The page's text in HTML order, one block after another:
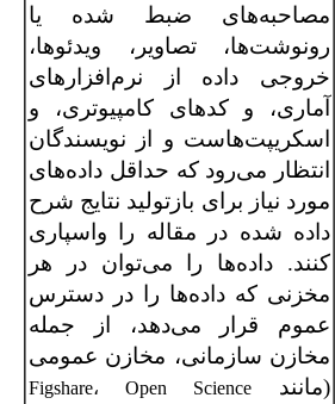
مصاحبه‌های ضبط شده یا
رونوشت‌ها، تصاویر، ویدئوها،
خروجی داده از نرم‌افزارهای
آماری، و کدهای کامپیوتری، و
اسکریپت‌هاست و از نویسندگان
انتظار می‌رود که حداقل داده‌های
مورد نیاز برای بازتولید نتایج شرح
داده شده در مقاله را واسپاری
کنند. داده‌ها را می‌توان در هر
مخزنی که داده‌ها را در دسترس
عموم قرار می‌دهد، از جمله
مخازن سازمانی، مخازن عمومی
(مانند
Figshare، Open Science